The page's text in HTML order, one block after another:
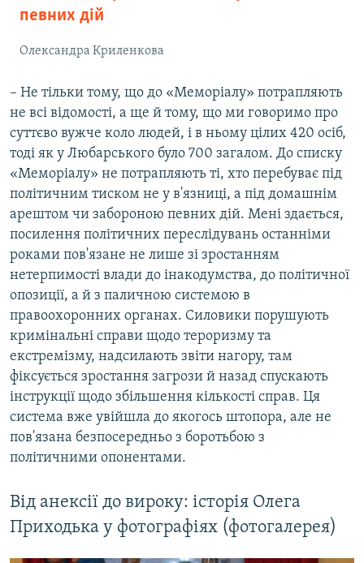
певних дій
Олександра Криленкова
– Не тільки тому, що до «Меморіалу» потрапляють
не всі відомості, а ще й тому, що ми говоримо про
суттєво вужче коло людей, і в ньому цілих 420 осіб,
тоді як у Любарського було 700 загалом. До списку
«Меморіалу» не потрапляють ті, хто перебуває під
політичним тиском не у в'язниці, а під домашнім
арештом чи забороною певних дій. Мені здається,
посилення політичних переслідувань останніми
роками пов'язане не лише зі зростанням
нетерпимості влади до інакодумства, до політичної
опозиції, а й з паличною системою в
правоохоронних органах. Силовики порушують
кримінальні справи щодо тероризму та
екстремізму, надсилають звіти нагору, там
фіксується зростання загрози й назад спускають
інструкції щодо збільшення кількості справ. Ця
система вже увійшла до якогось штопора, але не
пов'язана безпосередньо з боротьбою з
політичними опонентами.
Від анексії до вироку: історія Олега
Приходька у фотографіях (фотогалерея)